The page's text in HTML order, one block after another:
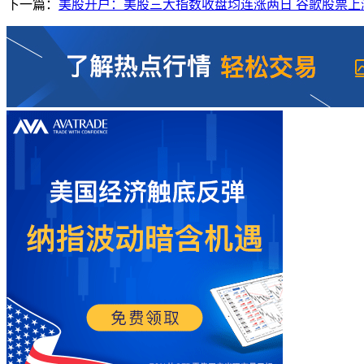
下一篇： 美股开户：美股三大指数收盘均连涨两日 谷歌股票上